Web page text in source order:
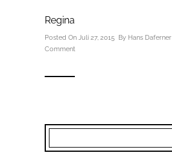
Regina
Posted On Juli 27, 2015 By Hans Daferner
Comment